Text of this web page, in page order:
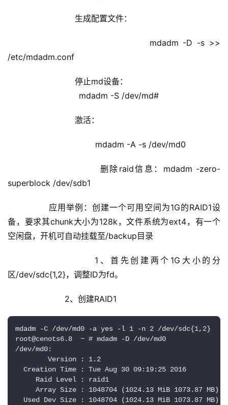
生成配置文件：
mdadm -D -s >>
/etc/mdadm.conf
停止md设备：
mdadm -S /dev/md#
激活：
mdadm -A -s /dev/md0
删除raid信息：mdadm -zero-
superblock /dev/sdb1
应用举例：创建一个可用空间为1G的RAID1设
备，要求其chunk大小为128k，文件系统为ext4，有一个
空闲盘，开机可自动挂载至/backup目录
1、首先创建两个1G大小的分
区/dev/sdc{1,2}，调整ID为fd。
2、创建RAID1
mdadm -C /dev/md0 -a yes -l 1 -n 2 /dev/sdc{1,2}
root@cenots6.8  ~ # mdadm -D /dev/md0
/dev/md0:
Version : 1.2
Creation Time : Tue Aug 30 09:19:25 2016
Raid Level : raid1
Array Size : 1048704 (1024.13 MiB 1073.87 MB)
Used Dev Size : 1048704 (1024.13 MiB 1073.87 MB)